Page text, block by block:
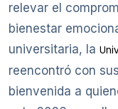
relevar el
bienestar
universitaria, la
reencontró con
bienvenida a